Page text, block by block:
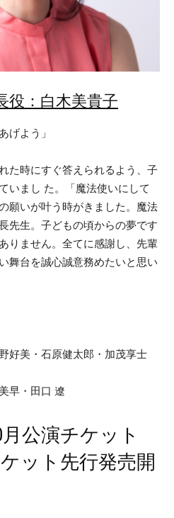
役：白木美貴子
げよう」
た時にすぐ答えられるよう、子
いまし た。「魔法使いにして
願いが叶う時がきました。魔法
先生。子どもの頃からの夢です
りません。全てに感謝し、先輩
舞台を誠心誠意務めたいと思い
好美・石原健太郎・加茂享士
早・田口 遼
公演チケット
ット先行発売開